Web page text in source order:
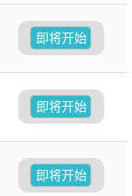
即将开始
即将开始
即将开始